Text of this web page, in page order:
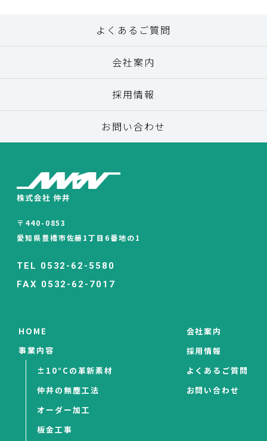
よくあるご質問
会社案内
採用情報
お問い合わせ
〒440-0853
愛知県豊橋市佐藤1丁目6番地の1
TEL 0532-62-5580
FAX 0532-62-7017
HOME
事業内容
±10°Cの革新素材
仲井の無塵工法
オーダー加工
板金工事
会社案内
採用情報
よくあるご質問
お問い合わせ